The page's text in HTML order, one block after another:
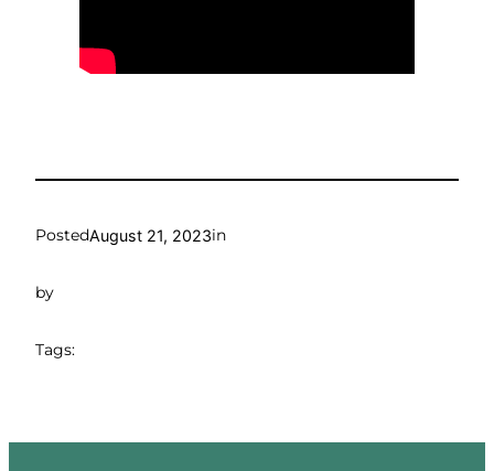
PostedAugust 21, 2023in
by
Tags: